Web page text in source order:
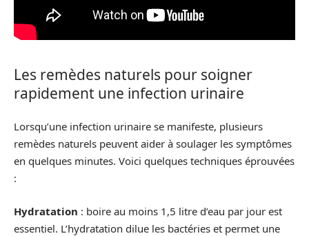
Les remèdes naturels pour soigner
rapidement une infection urinaire
Lorsqu’une infection urinaire se manifeste, plusieurs
remèdes naturels peuvent aider à soulager les symptômes
en quelques minutes. Voici quelques techniques éprouvées
:
Hydratation : boire au moins 1,5 litre d’eau par jour est
essentiel. L’hydratation dilue les bactéries et permet une